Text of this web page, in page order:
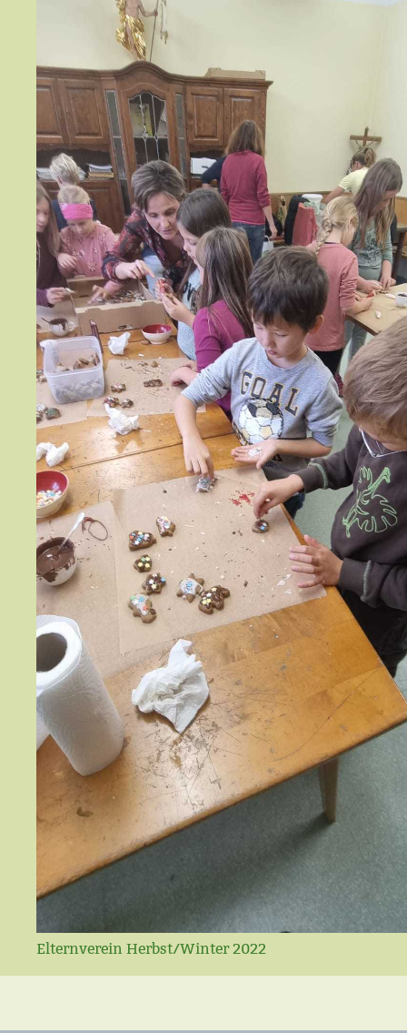
Elternverein Herbst/Winter 2022